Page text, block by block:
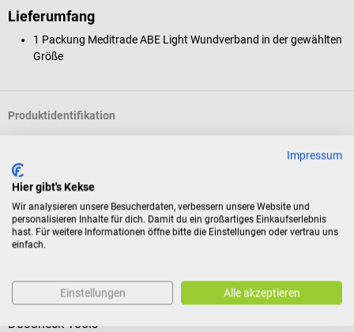
Lieferumfang
1 Packung Meditrade ABE Light Wundverband in der gewählten
Größe
Produktidentifikation
Dokumente
Bewertungen
Kunden kauften auch
DocCheck Tools
Impressum
Hier gibt's Kekse
Wir analysieren unsere Besucherdaten, verbessern unsere Website und
personalisieren Inhalte für dich. Damit du ein großartiges Einkaufserlebnis
hast. Für weitere Informationen öffne bitte die Einstellungen oder vertrau uns
einfach.
Einstellungen Alle akzeptieren